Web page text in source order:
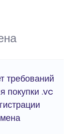
требований
покупки .vc